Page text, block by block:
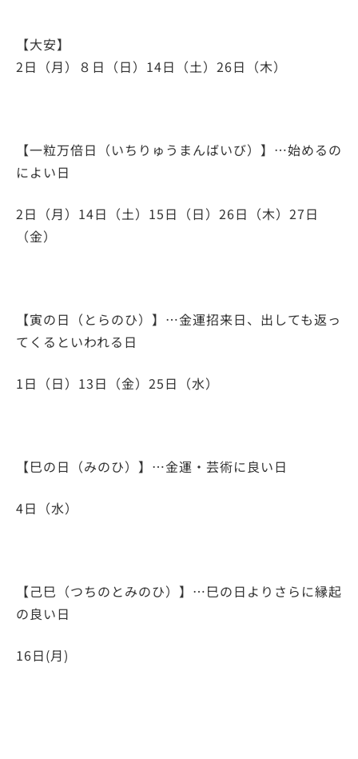
【大安】
2日（月）８日（日）14日（土）26日（木）​
【一粒万倍日（いちりゅうまんばいび）】…始めるの
によい日​
2日（月）14日（土）15日（日）26日（木）27日
（金）​
【寅の日（とらのひ）】…金運招来日、出しても返っ
てくるといわれる日​
1日（日）13日（金）25日（水）​
【巳の日（みのひ）】…金運・芸術に良い日​
4日（水）​
【己巳（つちのとみのひ）】…巳の日よりさらに縁起
の良い日
16日(月)​